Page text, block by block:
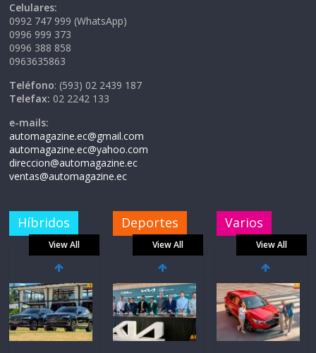
Celulares:
0992 747 999 (WhatsApp)
0996 999 373
0996 388 858
0963635863
Teléfono: (593) 02 2439 187
Telefax: 02 2242 133
e-mails:
automagazine.ec@gmail.com
automagazine.ec@yahoo.com
direccion@automagazine.ec
ventas@automagazine.ec
Híbridos
View All
Deportes
View All
Varios
View All